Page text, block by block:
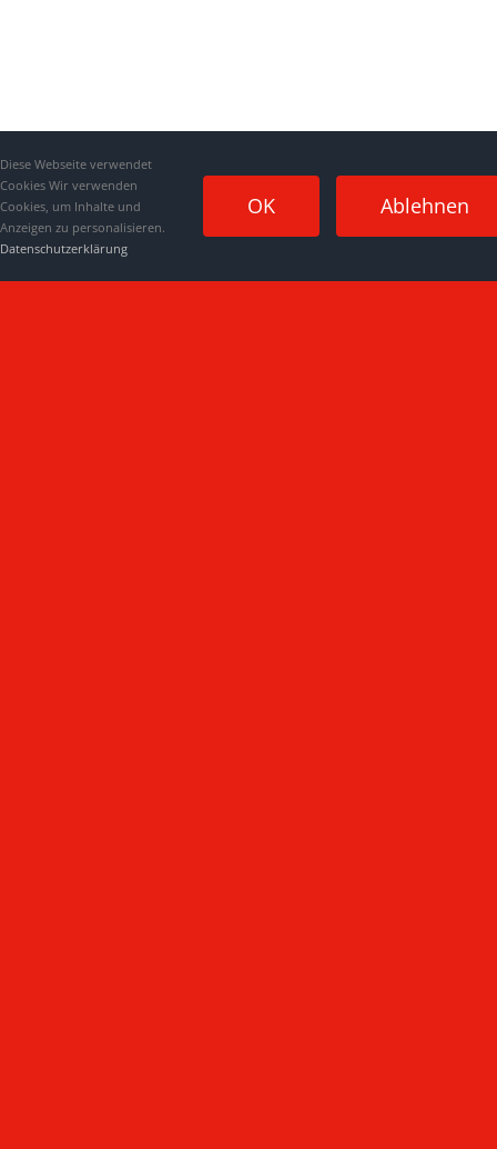
Diese Webseite verwendet
Cookies Wir verwenden
Cookies, um Inhalte und
Anzeigen zu personalisieren.
Datenschutzerklärung
OK Ablehnen